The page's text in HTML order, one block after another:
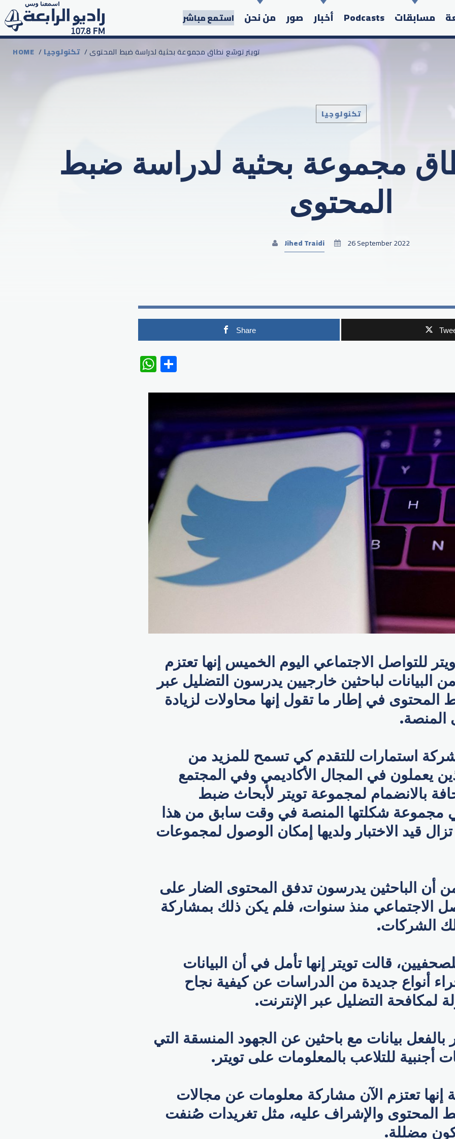
مسابقات Podcasts أخبار صور من نحن استمع مباشر
Search in the website:
HOME /تكنولوجيا / تويتر توسّع نطاق مجموعة بحثية لدراسة ضبط المحتوى
تكنولوجيا
مجموعة بحثية لدراسة ضبط
المحتوى
Jihed Traidi 26 September 2022
Share
WhatsApp
للتواصل الاجتماعي اليوم الخميس إنها تعتزم
البيانات لباحثين خارجيين يدرسون التضليل عبر
المحتوى في إطار ما تقول إنها محاولات لزيادة
المنصة.
استمارات للتقدم كي تسمح للمزيد من
يعملون في المجال الأكاديمي وفي المجتمع
بالانضمام لمجموعة تويتر لأبحاث ضبط
مجموعة شكلتها المنصة في وقت سابق من هذا
تزال قيد الاختبار ولديها إمكان الوصول لمجموعات
أن الباحثين يدرسون تدفق المحتوى الضار على
الاجتماعي منذ سنوات، فلم يكن ذلك بمشاركة
الشركات.
قالت تويتر إنها تأمل في أن البيانات
أنواع جديدة من الدراسات عن كيفية نجاح
لمكافحة التضليل عبر الإنترنت.
بيانات مع باحثين عن الجهود المنسقة التي
أجنبية للتلاعب بالمعلومات على تويتر.
إنها تعتزم الآن مشاركة معلومات عن مجالات
والإشراف عليه، مثل تغريدات صُنفت
مضللة.